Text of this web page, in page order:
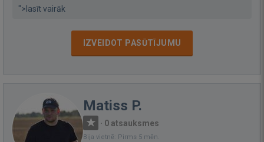
">lasīt vairāk
IZVEIDOT PASŪTĪJUMU
Matiss P.
· 0 atsauksmes
Bija vietnē: Pirms 5 mēn.